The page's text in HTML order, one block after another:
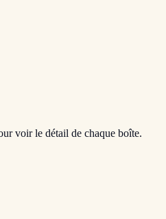
voir le détail de chaque boîte.